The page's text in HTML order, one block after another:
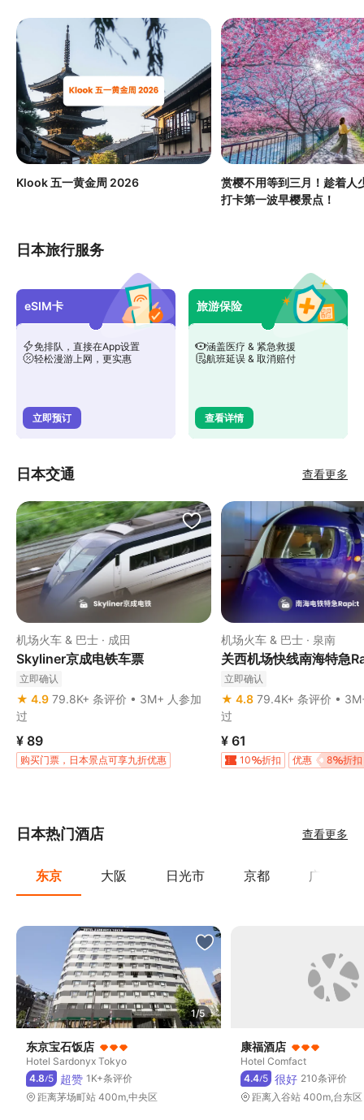
Klook 五一黄金周 2026
赏樱不用等到三月！趁着人
打卡第一波早樱景点！
日本旅行服务
eSIM卡
免排队，直接在App设置
轻松漫游上网，更实惠
立即预订
旅游保险
涵盖医疗 & 紧急救援
航班延误 & 取消赔付
查看详情
日本交通 查看更多
机场火车 & 巴士 · 成田
Skyliner京成电铁车票
立即确认
★ 4.9 79.8K+ 条评价 • 3M+ 人参加
过
¥ 89
购买门票，日本景点可享九折优惠
机场火车 & 巴士 · 泉南
关西机场快线南海特急
立即确认
★ 4.8 79.4K+ 条评价 •
过
¥ 61
10 折扣 8 折扣
优惠
日本热门酒店 查看更多
东京 大阪 日光市 京都 广岛县
1/5
东京宝石饭店
Hotel Sardonyx Tokyo
4.8/5 超赞 1K+条评价
距离茅场町站 400m,中央区
康福酒店
Hotel Comfact
4.4/5 很好 210条评价
距离入谷站 400m,台东区